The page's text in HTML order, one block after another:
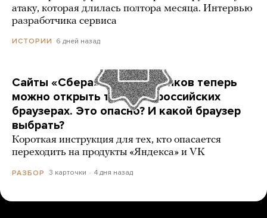
атаку, которая длилась полтора месяца. Интервью
разработчика сервиса
ИСТОРИИ 6 дней назад
Сайты «Сбера» и других банков теперь
можно открыть только в российских
браузерах. Это опасно? И какой браузер
выбрать?
Короткая инструкция для тех, кто опасается
переходить на продукты «Яндекса» и VK
РАЗБОР 3 карточки 4 дня назад